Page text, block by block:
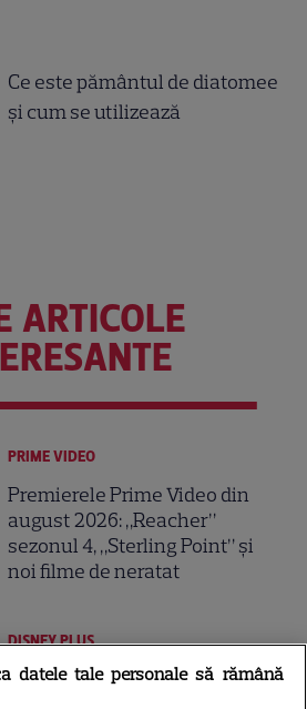
Ce este pământul de diatomee
și cum se utilizează
ARTICOLE
PRIME VIDEO
Premierele Prime Video din
august 2026: „Reacher”
sezonul 4, „Sterling Point” și
noi filme de neratat
DISNEY PLUS
Premiere Disney+ august
datele tale personale să rămână